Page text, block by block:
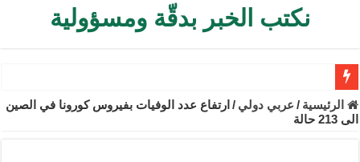
نكتب الخبر بدقّة ومسؤولية
الأمن الداخلي يعثر على مقبرة جماعية في ريف اللاذقية تضم 9 جثامين
الرئيسية / عربي دولي / ارتفاع عدد الوفيات بفيروس كورونا في الصين
الى 213 حالة